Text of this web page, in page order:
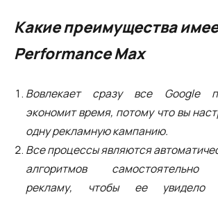
Какие преимущества
Performance Max
Вовлекает сразу все Google
экономит время, потому что вы
одну рекламную кампанию.
Все процессы являются
алгоритмов самостоятельно
рекламу, чтобы ее увидело